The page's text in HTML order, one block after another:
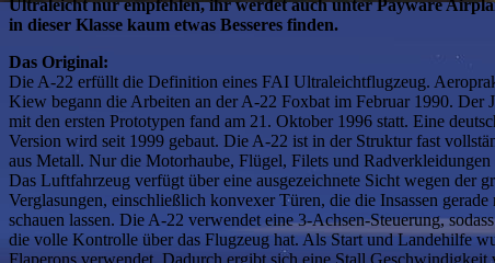
Ultraleicht nur empfehlen, ihr werdet auch unter Payware
in dieser Klasse kaum etwas Besseres finden.
Das Original:
Die A-22 erfüllt die Definition eines FAI Ultraleichtflugzeug.
Kiew begann die Arbeiten an der A-22 Foxbat im Februar 1990. Der
mit den ersten Prototypen fand am 21. Oktober 1996 statt. Eine
Version wird seit 1999 gebaut. Die A-22 ist in der Struktur fast
aus Metall. Nur die Motorhaube, Flügel, Filets und
Das Luftfahrzeug verfügt über eine ausgezeichnete Sicht wegen der
Verglasungen, einschließlich konvexer Türen, die die Insassen gerade
schauen lassen. Die A-22 verwendet eine 3-Achsen-Steuerung,
die volle Kontrolle über das Flugzeug hat. Als Start und Landehilfe